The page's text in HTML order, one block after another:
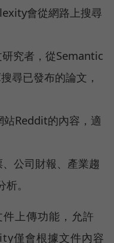
會從網路上搜尋
究者，從Semantic
尋已發布的論文，
Reddit的內容，適
公司財報、產業趨
。
上傳功能，允許
僅會根據文件內容